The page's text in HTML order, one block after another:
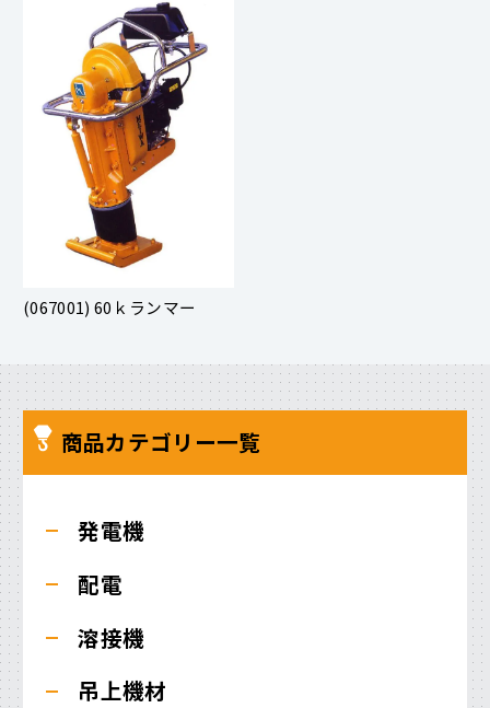
(067001) 60ｋランマー
商品カテゴリー一覧
発電機
配電
溶接機
吊上機材